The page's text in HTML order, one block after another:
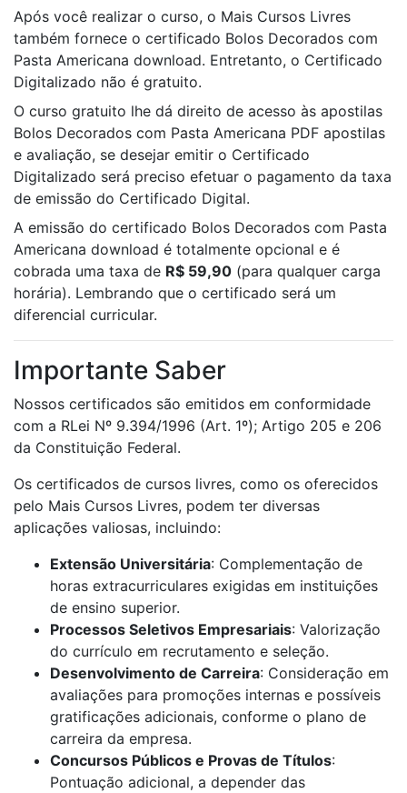
Após você realizar o curso, o Mais Cursos Livres
também fornece o certificado Bolos Decorados com
Pasta Americana download. Entretanto, o Certificado
Digitalizado não é gratuito.
O curso gratuito lhe dá direito de acesso às apostilas
Bolos Decorados com Pasta Americana PDF apostilas
e avaliação, se desejar emitir o Certificado
Digitalizado será preciso efetuar o pagamento da taxa
de emissão do Certificado Digital.
A emissão do certificado Bolos Decorados com Pasta
Americana download é totalmente opcional e é
cobrada uma taxa de R$ 59,90 (para qualquer carga
horária). Lembrando que o certificado será um
diferencial curricular.
Importante Saber
Nossos certificados são emitidos em conformidade
com a RLei Nº 9.394/1996 (Art. 1º); Artigo 205 e 206
da Constituição Federal.
Os certificados de cursos livres, como os oferecidos
pelo Mais Cursos Livres, podem ter diversas
aplicações valiosas, incluindo:
Extensão Universitária: Complementação de
horas extracurriculares exigidas em instituições
de ensino superior.
Processos Seletivos Empresariais: Valorização
do currículo em recrutamento e seleção.
Desenvolvimento de Carreira: Consideração em
avaliações para promoções internas e possíveis
gratificações adicionais, conforme o plano de
carreira da empresa.
Concursos Públicos e Provas de Títulos:
Pontuação adicional, a depender das